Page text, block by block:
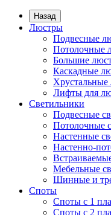
Назад
Люстры
Подвесные
Потолочные
Большие
Каскадные
Лифты для
Светильники
Подвесные
Потолочные
Настенные
Настенно-
Мебельные
Шинные и
Споты
Споты с 1
Споты с 2